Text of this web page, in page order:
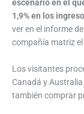
escenario en el
1,9% en los
ver en el informe
compañía matriz
Los visitantes
Canadá y
también comprar